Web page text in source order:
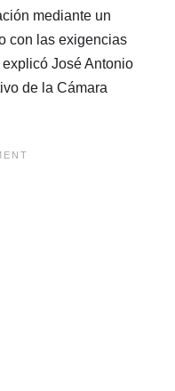
mediante un
con las exigencias
José Antonio
de la Cámara